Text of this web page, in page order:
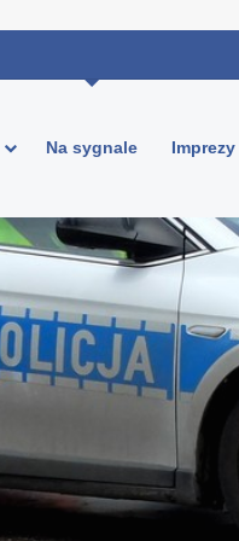
Na sygnale Imprezy